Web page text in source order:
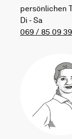
persönlichen
Di - Sa
069 / 85 09 39